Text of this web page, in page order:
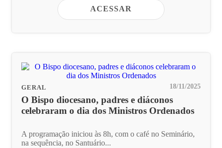
ACESSAR
GERAL 18/11/2025
O Bispo diocesano, padres e diáconos
celebraram o dia dos Ministros Ordenados
A programação iniciou às 8h, com o café no Seminário,
na sequência, no Santuário...